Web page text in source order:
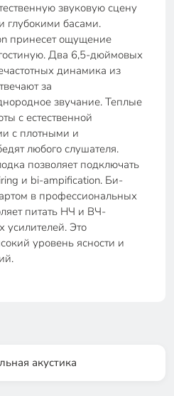
звуковую сцену
глубокими басами.
принесет ощущение
Два 6,5-дюймовых
динамика из
за
звучание. Теплые
с естественной
с плотными и
любого слушателя.
позволяет подключать
и bi-ampification. Би-
в профессиональных
питать НЧ и ВЧ-
усилителей. Это
уровень ясности и
акустика